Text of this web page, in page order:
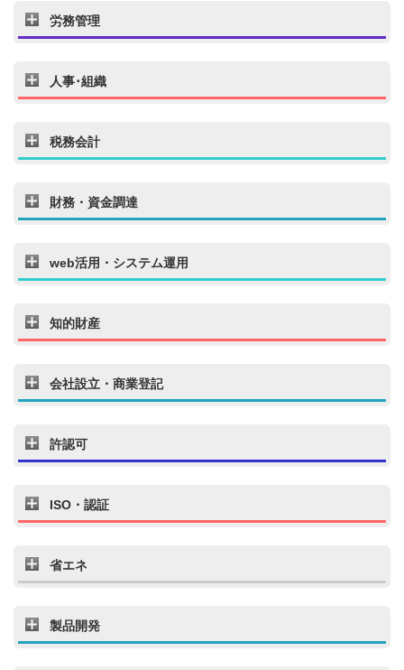
労務管理
人事･組織
税務会計
財務・資金調達
web活用・システム運用
知的財産
会社設立・商業登記
許認可
ISO・認証
省エネ
製品開発